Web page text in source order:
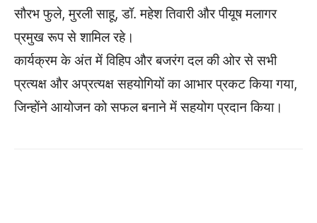
सौरभ फुले, मुरली साहू, डॉ. महेश तिवारी और पीयूष मलागर
प्रमुख रूप से शामिल रहे।
कार्यक्रम के अंत में विहिप और बजरंग दल की ओर से सभी
प्रत्यक्ष और अप्रत्यक्ष सहयोगियों का आभार प्रकट किया गया,
जिन्होंने आयोजन को सफल बनाने में सहयोग प्रदान किया।